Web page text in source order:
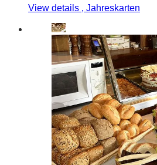
View details , Jahreskarten